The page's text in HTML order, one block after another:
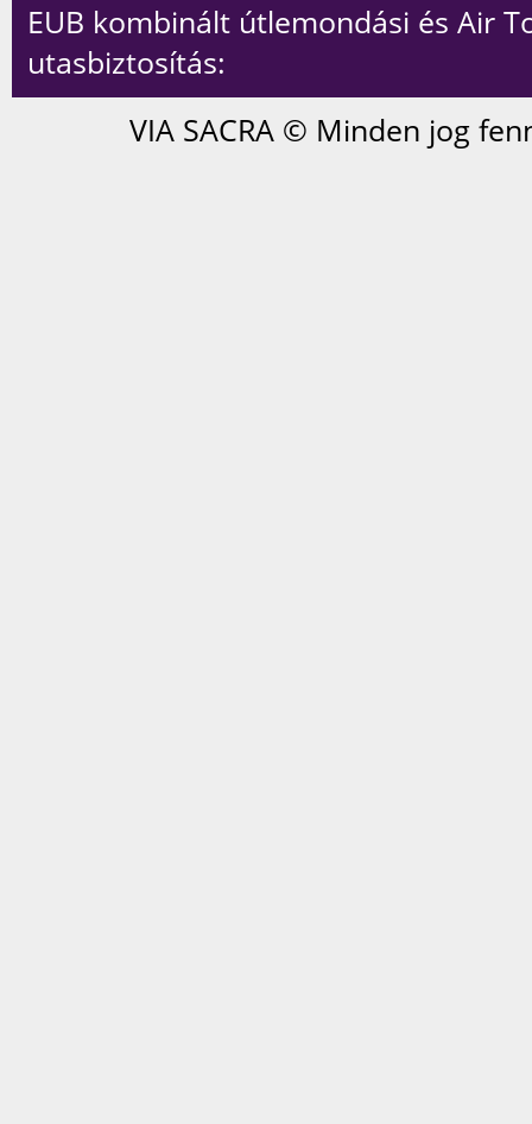
EUB kombinált útlemondási és Air
utasbiztosítás:
VIA SACRA © Minden jog